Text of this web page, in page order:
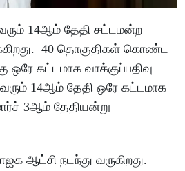
14ஆம் தேதி சட்டமன்ற
40 தொகுதிகள் கொண்ட
கட்டமாக வாக்குப்பதிவு
14ஆம் தேதி ஒரே கட்டமாக
3ஆம் தேதியன்று
ஆட்சி நடந்து வருகிறது.